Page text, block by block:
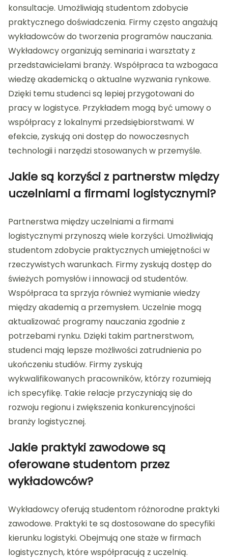
konsultacje. Umożliwiają studentom zdobycie
praktycznego doświadczenia. Firmy często angażują
wykładowców do tworzenia programów nauczania.
Wykładowcy organizują seminaria i warsztaty z
przedstawicielami branży. Współpraca ta wzbogaca
wiedzę akademicką o aktualne wyzwania rynkowe.
Dzięki temu studenci są lepiej przygotowani do
pracy w logistyce. Przykładem mogą być umowy o
współpracy z lokalnymi przedsiębiorstwami. W
efekcie, zyskują oni dostęp do nowoczesnych
technologii i narzędzi stosowanych w przemyśle.
Jakie są korzyści z partnerstw między
uczelniami a firmami logistycznymi?
Partnerstwa między uczelniami a firmami
logistycznymi przynoszą wiele korzyści. Umożliwiają
studentom zdobycie praktycznych umiejętności w
rzeczywistych warunkach. Firmy zyskują dostęp do
świeżych pomysłów i innowacji od studentów.
Współpraca ta sprzyja również wymianie wiedzy
między akademią a przemysłem. Uczelnie mogą
aktualizować programy nauczania zgodnie z
potrzebami rynku. Dzięki takim partnerstwom,
studenci mają lepsze możliwości zatrudnienia po
ukończeniu studiów. Firmy zyskują
wykwalifikowanych pracowników, którzy rozumieją
ich specyfikę. Takie relacje przyczyniają się do
rozwoju regionu i zwiększenia konkurencyjności
branży logistycznej.
Jakie praktyki zawodowe są
oferowane studentom przez
wykładowców?
Wykładowcy oferują studentom różnorodne praktyki
zawodowe. Praktyki te są dostosowane do specyfiki
kierunku logistyki. Obejmują one staże w firmach
logistycznych, które współpracują z uczelnią.